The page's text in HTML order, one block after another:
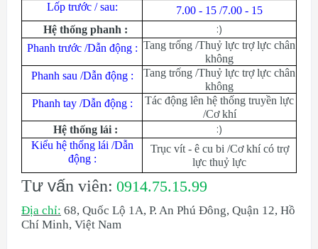
Lốp trước / sau:
7.00 - 15 /7.00 - 15
Hệ thống phanh :
:)
Phanh trước /Dẫn động : Tang trống /Thuỷ lực trợ lực chân
không
Phanh sau /Dẫn động :
Tang trống /Thuỷ lực trợ lực chân
không
Phanh tay /Dẫn động :
Tác động lên hệ thống truyền lực
/Cơ khí
Hệ thống lái :
:)
Kiểu hệ thống lái /Dẫn
động :
Trục vít - ê cu bi /Cơ khí có trợ
lực thuỷ lực
Tư vấn viên: 0914.75.15.99
Địa chỉ: 68, Quốc Lộ 1A, P. An Phú Đông, Quận 12, Hồ
Chí Minh, Việt Nam